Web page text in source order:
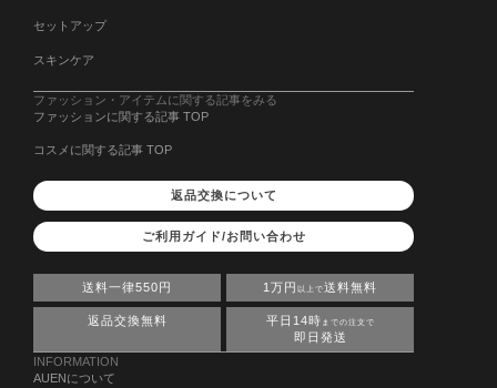
セットアップ
スキンケア
ファッション・アイテムに関する記事をみる
ファッションに関する記事 TOP
コスメに関する記事 TOP
返品交換について
ご利用ガイド/お問い合わせ
送料一律550円 1万円 以上で送料無料
返品交換無料 平日14時 までの注文で
即日発送
INFORMATION
AUENについて